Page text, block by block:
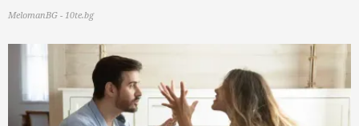
MelomanBG - 10te.bg